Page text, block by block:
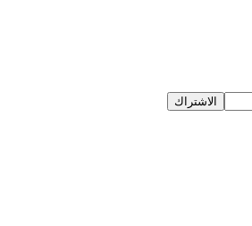
الاشتراك